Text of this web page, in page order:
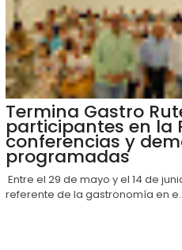
Termina Gastro
participantes en la
conferencias y
programadas
Entre el 29 de mayo y el 14 de
referente de la gastronomía en